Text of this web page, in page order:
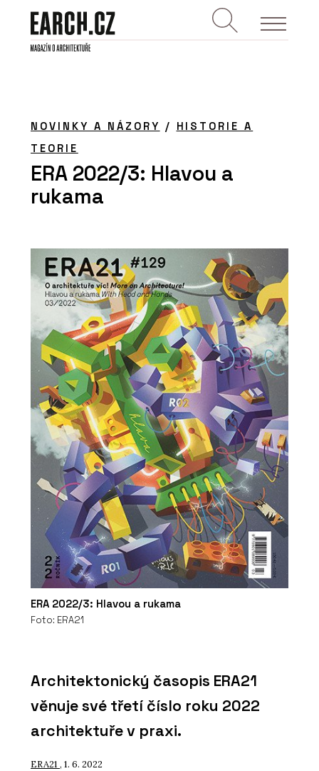
NOVINKY A NÁZORY / HISTORIE A
TEORIE
ERA 2022/3: Hlavou a
rukama
ERA 2022/3: Hlavou a rukama
Foto: ERA21
Architektonický časopis ERA21
věnuje své třetí číslo roku 2022
architektuře v praxi.
ERA21 , 1. 6. 2022